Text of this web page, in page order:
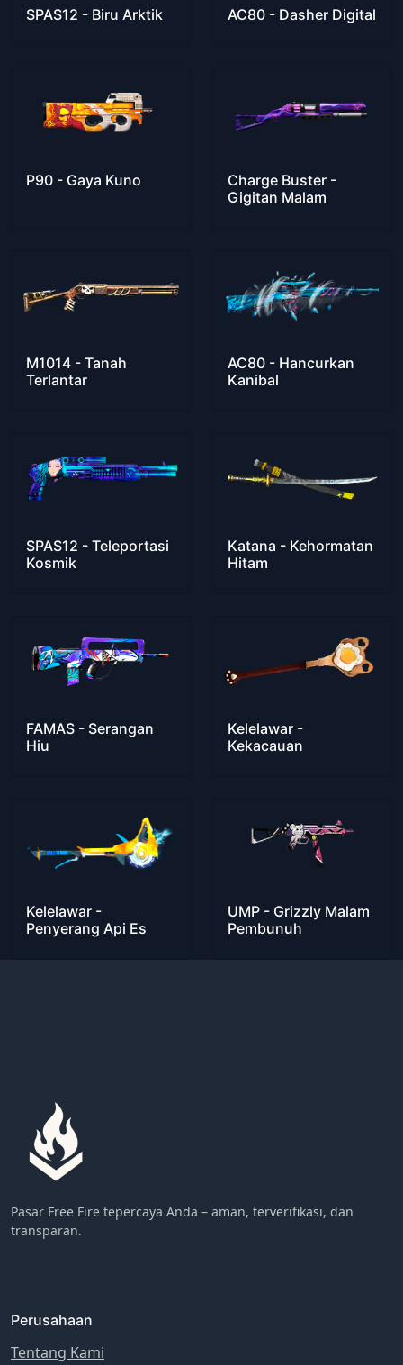
SPAS12 - Biru Arktik AC80 - Dasher Digital
P90 - Gaya Kuno
Charge Buster -
Gigitan Malam
M1014 - Tanah
Terlantar
AC80 - Hancurkan
Kanibal
SPAS12 - Teleportasi
Kosmik
Katana - Kehormatan
Hitam
FAMAS - Serangan
Hiu
Kelelawar -
Kekacauan
Kelelawar -
Penyerang Api Es
UMP - Grizzly Malam
Pembunuh
Pasar Free Fire tepercaya Anda – aman, terverifikasi, dan
transparan.
Perusahaan
Tentang Kami